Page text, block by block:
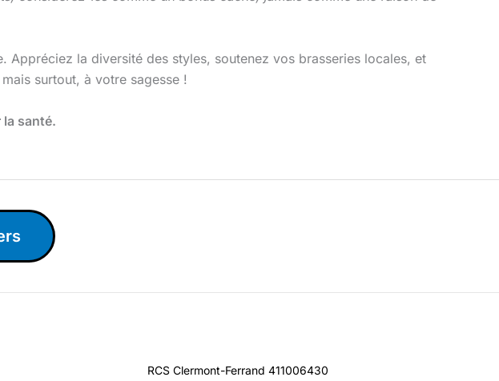
Appréciez la diversité des styles, soutenez vos brasseries locales, et
surtout, à votre sagesse !
la santé.
RCS Clermont-Ferrand 411006430